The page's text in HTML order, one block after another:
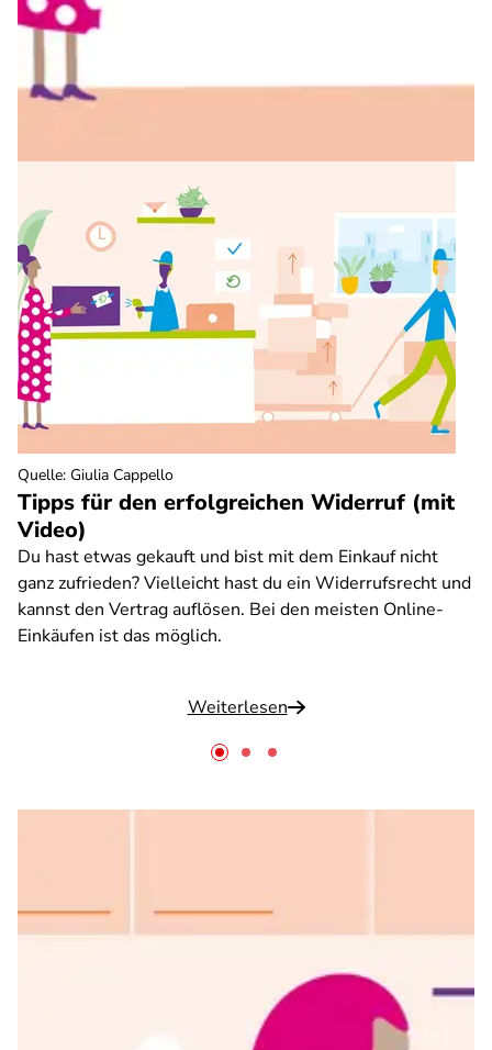
Tipps für den erfolgreichen Widerruf (mit
Video)
Du hast etwas gekauft und bist mit dem Einkauf nicht
ganz zufrieden? Vielleicht hast du ein Widerrufsrecht und
kannst den Vertrag auflösen. Bei den meisten Online-
Einkäufen ist das möglich.
Weiterlesen
Quelle: Giulia Cappello